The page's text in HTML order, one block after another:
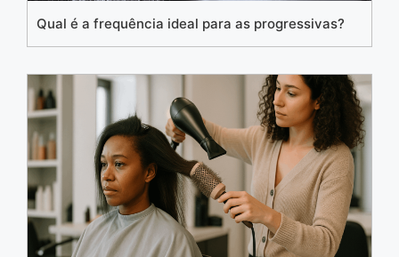
Qual é a frequência ideal para as progressivas?